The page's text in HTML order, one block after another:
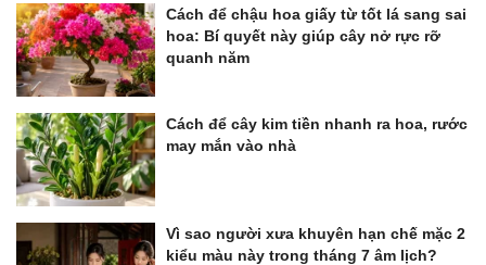
Cách để chậu hoa giấy từ tốt lá sang sai
hoa: Bí quyết này giúp cây nở rực rỡ
quanh năm
Cách để cây kim tiền nhanh ra hoa, rước
may mắn vào nhà
Vì sao người xưa khuyên hạn chế mặc 2
kiểu màu này trong tháng 7 âm lịch?